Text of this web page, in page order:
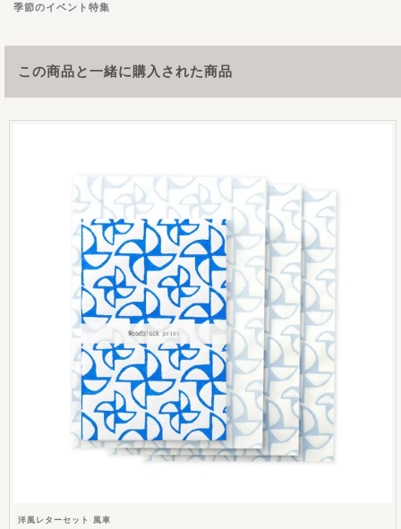
季節のイベント特集
この商品と一緒に購入された商品
洋風レターセット 風車